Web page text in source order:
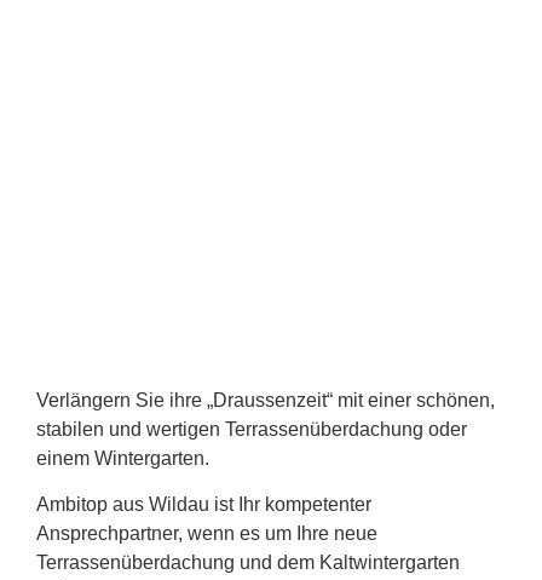
Verlängern Sie ihre „Draussenzeit“ mit einer schönen,
stabilen und wertigen Terrassenüberdachung oder
einem Wintergarten.
Ambitop aus Wildau ist Ihr kompetenter
Ansprechpartner, wenn es um Ihre neue
Terrassenüberdachung und dem Kaltwintergarten